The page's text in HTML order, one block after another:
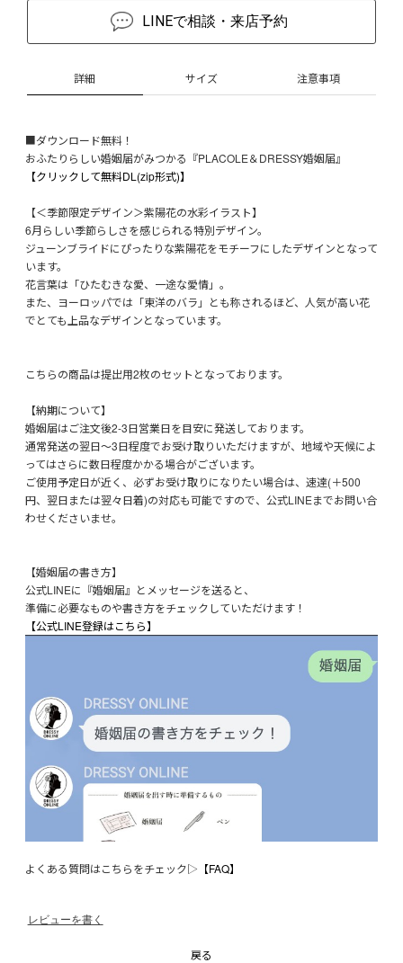
LINEで相談・来店予約
詳細 サイズ 注意事項
■ダウンロード無料！
おふたりらしい婚姻届がみつかる『PLACOLE＆DRESSY婚姻届』
【クリックして無料DL(zip形式)】
【＜季節限定デザイン＞紫陽花の水彩イラスト】
6月らしい季節らしさを感じられる特別デザイン。
ジューンブライドにぴったりな紫陽花をモチーフにしたデザインとなって
います。
花言葉は「ひたむきな愛、一途な愛情」。
また、ヨーロッパでは「東洋のバラ」とも称されるほど、人気が高い花
でとても上品なデザインとなっています。
こちらの商品は提出用2枚のセットとなっております。
【納期について】
婚姻届はご注文後2-3日営業日を目安に発送しております。
通常発送の翌日～3日程度でお受け取りいただけますが、地域や天候によ
ってはさらに数日程度かかる場合がございます。
ご使用予定日が近く、必ずお受け取りになりたい場合は、速達(＋500
円、翌日または翌々日着)の対応も可能ですので、公式LINEまでお問い合
わせくださいませ。
【婚姻届の書き方】
公式LINEに『婚姻届』とメッセージを送ると、
準備に必要なものや書き方をチェックしていただけます！
【公式LINE登録はこちら】
よくある質問はこちらをチェック▷ 【FAQ】
レビューを書く
戻る